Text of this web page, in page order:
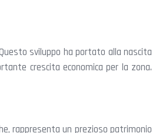
sviluppo ha portato alla nascita
crescita economica per la zona.
rappresenta un prezioso patrimonio